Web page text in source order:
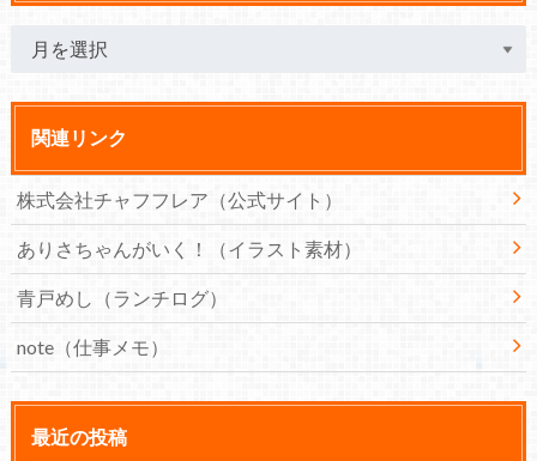
関連リンク
株式会社チャフフレア（公式サイト）
ありさちゃんがいく！（イラスト素材）
青戸めし（ランチログ）
note（仕事メモ）
最近の投稿